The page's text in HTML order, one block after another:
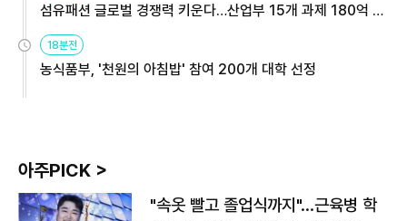
섬유패션 글로벌 경쟁력 키운다…산업부 15개 과제 180억 지
18분전
농식품부, '천원의 아침밥' 참여 200개 대학 선정
아주PICK >
"속옷 빨고 졸업식까지"…근육병 학